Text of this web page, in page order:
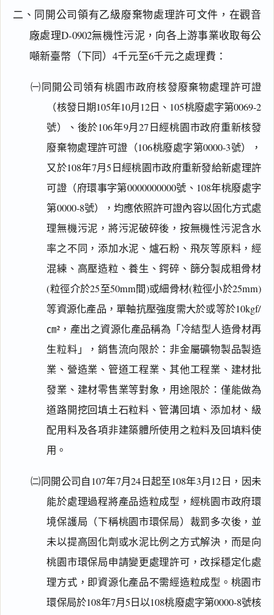
二、同開公司領有乙級廢棄物處理許可文件，在觀音
廠處理D-0902無機性污泥，向各上游事業收取每公
噸新臺幣（下同）4千元至6千元之處理費：
㈠同開公司領有桃園市政府核發廢棄物處理許可證
（核發日期105年10月12日、105桃廢處字第0069-2
號）、後於106年9月27日經桃園市政府重新核發
廢棄物處理許可證（106桃廢處字第0000-3號），
又於108年7月5日經桃園市政府重新發給新處理許
可證（府環事字第0000000000號、108年桃廢處字
第0000-8號），均應依照許可證內容以固化方式處
理無機污泥，將污泥破碎後，按無機性污泥含水
率之不同，添加水泥、爐石粉、飛灰等原料，經
混練、高壓造粒、養生、鍔碎、篩分製成粗骨材
(粒徑介於25至50mm間)或細骨材(粒徑小於25mm)
等資源化產品，單軸抗壓強度需大於或等於10kgf/
㎝²，產出之資源化產品稱為「冷結型人造骨材再
生粒料」，銷售流向限於：非金屬礦物製品製造
業、營造業、管道工程業、其他工程業、建材批
發業、建材零售業等對象，用途限於：僅能做為
道路開挖回填土石粒料、管溝回填、添加材、級
配用料及各項非建築體所使用之粒料及回填料使
用。
㈡同開公司自107年7月24日起至108年3月12日，因未
能於處理過程將產品造粒成型，經桃園市政府環
境保護局（下稱桃園市環保局）裁罰多次後，並
未以提高固化劑或水泥比例之方式解決，而是向
桃園市環保局申請變更處理許可，改採穩定化處
理方式，即資源化產品不需經造粒成型。桃園市
環保局於108年7月5日以108桃廢處字第0000-8號核